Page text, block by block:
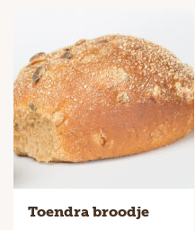
Toendra broodje